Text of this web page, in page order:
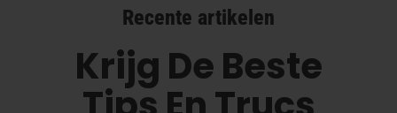
Recente artikelen
Krijg De Beste